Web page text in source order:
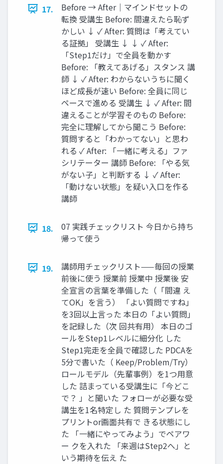
17.
Before → After｜マインドセットの
転換 受講生 Before: 間違えたら恥ず
かしい ↓ ✓ After: 質問は「考えてい
る証拠」 受講生 ↓ ↓ ✓ After:
「Step1だけ」で全員を動かす
Before: 「教えてあげる」スタンス 講
師 ↓ ✓ After: わからないうちに聞く
ほど成長が速い Before: 全員に同じ
ペースで進める 受講生 ↓ ✓ After: 間
違えることが学習そのもの Before:
完全に理解してから聞こう Before:
質問すると「わかってない」と思わ
れる ✓ After: 「一緒に考える」ファ
シリテーター 講師 Before: 「やる気
がない子」と判断する ↓ ✓ After:
「動けない状態」を疑い入口を作る
講師
18.
07 実践チェックリスト 今日から持ち
帰って使う
19.
講師用チェックリスト——毎回の授業
前後に使う 授業前 授業中 授業後 安
全宣言の言葉を準備した（「間違 え
てOK」を言う） 「よい質問ですね」
を3回以上言った 本日の「よい質問」
を記録した（次 回共有用） 本日のゴ
ールをStep1レベルに細分化 した
Step1完走を全員で確認した PDCAを
5分で書いた（ Keep/Problem/Try）
ロールモデル（先輩事例）を1つ用意
した 詰まっている受講生に「今どこ
で？ 」と聞いた フォローが必要な受
講生を1名特定し た 質問テンプレを
プリントor画面共有で きる状態にし
た 「一緒にやってみよう」でペアワ
ー クを入れた 「来週はStep2へ」と
いう期待を伝え た